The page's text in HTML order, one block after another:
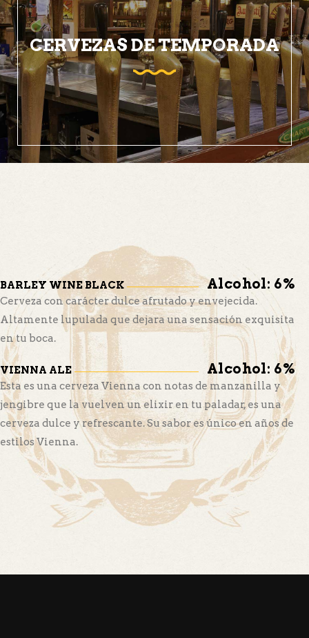
CERVEZAS DE TEMPORADA
BARLEY WINE BLACK Alcohol: 6%
Cerveza con carácter dulce afrutado y envejecida.
Altamente lupulada que dejara una sensación exquisita
en tu boca.
VIENNA ALE Alcohol: 6%
Esta es una cerveza Vienna con notas de manzanilla y
jengibre que la vuelven un elixir en tu paladar, es una
cerveza dulce y refrescante. Su sabor es único en años de
estilos Vienna.